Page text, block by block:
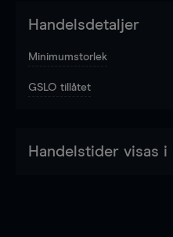
Handelsdetaljer
Minimumstorlek
GSLO tillåtet
Handelstider visas